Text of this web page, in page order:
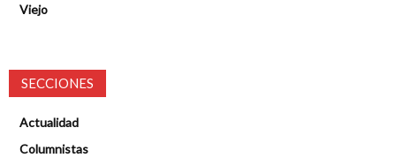
Viejo
SECCIONES
Actualidad
Columnistas